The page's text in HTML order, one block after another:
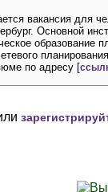
вакансия для
Основной
по адресу [